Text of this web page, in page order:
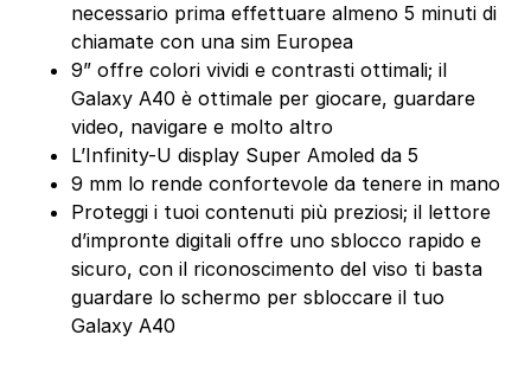
necessario prima effettuare almeno 5 minuti di
chiamate con una sim Europea
9” offre colori vividi e contrasti ottimali; il
Galaxy A40 è ottimale per giocare, guardare
video, navigare e molto altro
L’Infinity-U display Super Amoled da 5
9 mm lo rende confortevole da tenere in mano
Proteggi i tuoi contenuti più preziosi; il lettore
d’impronte digitali offre uno sblocco rapido e
sicuro, con il riconoscimento del viso ti basta
guardare lo schermo per sbloccare il tuo
Galaxy A40